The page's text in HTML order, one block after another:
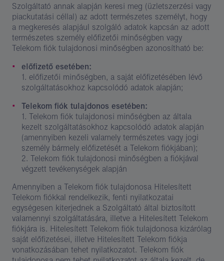
Szolgáltató annak alapján keresi meg (üzletszerzési vagy
piackutatási céllal) az adott természetes személyt, hogy
a megkeresés alapjául szolgáló adatok kapcsán az adott
természetes személy előfizetői minőségben vagy
Telekom fiók tulajdonosi minőségben azonosítható be:
előfizető esetében:
1. előfizetői minőségben, a saját előfizetésében lévő
szolgáltatásokhoz kapcsolódó adatok alapján;
Telekom fiók tulajdonos esetében:
1. Telekom fiók tulajdonosi minőségben az általa
kezelt szolgáltatásokhoz kapcsolódó adatok alapján
(amennyiben kezeli valamely természetes vagy jogi
személy bármely előfizetését a Telekom fiókjában);
2. Telekom fiók tulajdonosi minőségben a fiókjával
végzett tevékenységek alapján
Amennyiben a Telekom fiók tulajdonosa Hitelesített
Telekom fiókkal rendelkezik, fenti nyilatkozatai
egységesen kiterjednek a Szolgáltató által biztosított
valamennyi szolgáltatására, illetve a Hitelesített Telekom
fiókjára is. Hitelesített Telekom fiók tulajdonosa kizárólag
saját előfizetései, illetve Hitelesített Telekom fiókja
vonatkozásában tehet nyilatkozatot. Telekom fiók